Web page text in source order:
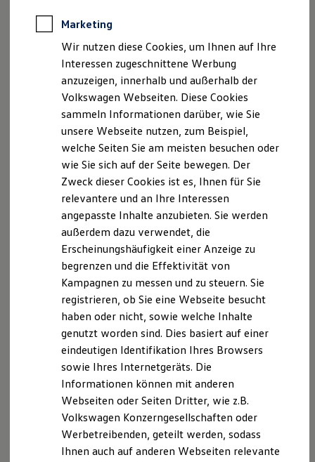
Software, Konnektivität & Apps
California App
VW Connect für Ihren ID. Buzz
VW Connect für Ihren Transporter/Caravelle
VW Connect für Ihren Amarok
VW Connect für andere Modelle
Connect Pro
Fleet Interface Data
Multistop Pathfinder
Übersicht Software Updates
Hilfreiches für Besitzer
Fahrerassistenz- und Sicherheitssysteme
Kontrollleuchten
Kurzfahrprofile und Ölverdünnung
XTL-Dieselkraftstoff
Ersatzteile und Betriebsflüssigkeiten
Original Zubehör und Lifestyle Produkte
myVolkswagen
myVolkswagen Business
Elektrisch & Autonom
Elektro - & Hybridfahrzeuge
Unser Ansatz
Klimafreundlicher Strom
Reichweite & Ladelösungen
Reichweitensimulator
Ladezeitensimulator
Ladelösungen für Privatkunden
Ladelösungen für Gewerbekunden
Wallbox und Ladekabel
Förderung & Kosten der Elektrofahrzeuge
Fördermöglichkeiten für Privatkunden
Fördermöglichkeiten für Gewerbekunden
Fahrzeugabbildung zeigt ggf. vom Angebot abweichende
Sonderausstattung. Ein Angebot der
VolkswagenLeasing
GmbH, Gifhorner Str. 57, 38112 Braunschweig, für
gewerbliche Einzelkunden (ohne Sonderabnehmer). Bonität
vorausgesetzt. Gültig bis 31.12.2026. Leasingbeispiel für einen
AmarokStyle 3,0 TDI 177 kW 10-Gang-Automatik 4MOTION
(Kraftstoffverbrauch in l/100 km: kombiniert 10,7–10,2; CO₂-
Emission in g/km: kombiniert 281–268; CO₂-Klasse: G. Angaben
zu Verbrauch, CO₂-Emissionen und CO₂-Klassen bei
Spannbreiten in Abhängigkeit von den gewählten
10.000 km: Leasing-Sonderzahlung 2.192,72 €, Laufzeit 48
Monate, 48 mtl. Leasingraten à 489,00 € (netto). Zzgl. MwSt.
und händlerindividueller Überführungskosten. Nur bei
teilnehmendenVolkswagenNutzfahrzeugePartnern.
Die in dieser Darstellung gezeigten Fahrzeuge und
Ausstattungen können in einzelnen Details vom aktuellen
deutschen Lieferprogramm abweichen. Abgebildet sind
teilweise Sonderausstattungen der Fahrzeuge gegen
Mehrpreis.
Bitte beachten Sie auch unseren Konfigurator für eine
Übersicht der aktuell verfügbaren Modelle und Ausstattungen.
Die angegebenen Verbrauchs- und Emissionswerte beziehen
sich nicht auf ein einzelnes Fahrzeug und sind nicht Bestandteil
des Angebots, sondern dienen allein Vergleichszwecken
zwischen den verschiedenen Fahrzeugtypen.
Marketing
Wir nutzen diese Cookies, um Ihnen auf Ihre
Interessen zugeschnittene Werbung
anzuzeigen, innerhalb und außerhalb der
Volkswagen Webseiten. Diese Cookies
sammeln Informationen darüber, wie Sie
unsere Webseite nutzen, zum Beispiel,
welche Seiten Sie am meisten besuchen oder
wie Sie sich auf der Seite bewegen. Der
Zweck dieser Cookies ist es, Ihnen für Sie
relevantere und an Ihre Interessen
angepasste Inhalte anzubieten. Sie werden
außerdem dazu verwendet, die
Erscheinungshäufigkeit einer Anzeige zu
begrenzen und die Effektivität von
Kampagnen zu messen und zu steuern. Sie
registrieren, ob Sie eine Webseite besucht
haben oder nicht, sowie welche Inhalte
genutzt worden sind. Dies basiert auf einer
eindeutigen Identifikation Ihres Browsers
sowie Ihres Internetgeräts. Die
Informationen können mit anderen
Webseiten oder Seiten Dritter, wie z.B.
Volkswagen Konzerngesellschaften oder
Werbetreibenden, geteilt werden, sodass
Ihnen auch auf anderen Webseiten relevante